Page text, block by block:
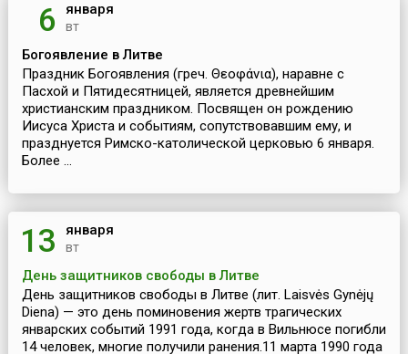
6 января
вт
Богоявление в Литве
Праздник Богоявления (греч. Θεοφάνια), наравне с
Пасхой и Пятидесятницей, является древнейшим
христианским праздником. Посвящен он рождению
Иисуса Христа и событиям, сопутствовавшим ему, и
празднуется Римско-католической церковью 6 января.
Более ...
13 января
вт
День защитников свободы в Литве
День защитников свободы в Литве (лит. Laisvės Gynėjų
Diena) — это день поминовения жертв трагических
январских событий 1991 года, когда в Вильнюсе погибли
14 человек, многие получили ранения.11 марта 1990 года